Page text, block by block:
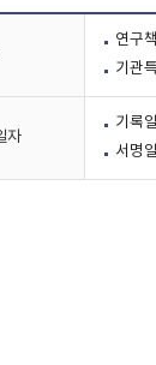
연구
기관
자
기록
서명